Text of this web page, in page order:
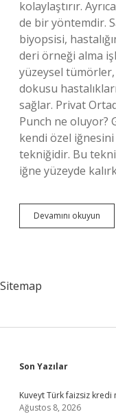
kolaylaştırır.
de bir yöntemdir.
biyopsisi,
deri örneği alma
yüzeysel
dokusu
sağlar. Privat
Punch ne oluyor?
kendi özel
tekniğidir. Bu
iğne yüzeyde
Devamını okuyun
Nedir
Sitemap
Sidebar
Son Yazılar
Kuveyt Türk faizsiz kredi
Ağustos 8, 2026